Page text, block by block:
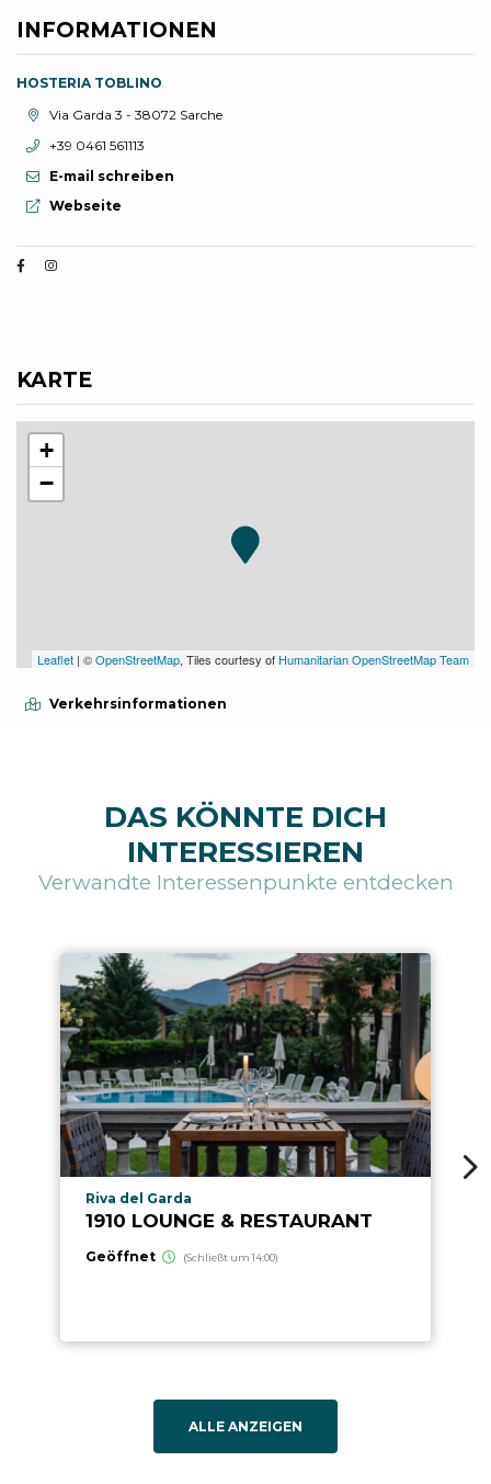
INFORMATIONEN
HOSTERIA TOBLINO
aria.location:
Via Garda 3 - 38072 Sarche
aria.phone:
+39 0461 561113
E-mail schreiben
aria.website:
Webseite
KARTE
+
−
Leaflet | ©OpenStreetMap, Tiles courtesy of Humanitarian OpenStreetMap Team
Verkehrsinformationen
DAS KÖNNTE DICH
INTERESSIEREN
Verwandte Interessenpunkte entdecken
aria.poi_location_prefix
Riva del Garda
1910 LOUNGE & RESTAURANT
Geöffnet (Schließt um 14:00)
ALLE ANZEIGEN